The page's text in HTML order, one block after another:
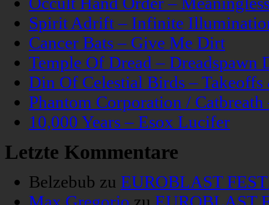
Spirit Adrift – Infinite
Cancer Bats – Give Me Dirt
Temple Of Dread – Dreadspawn
Din Of Celestial Birds –
Phantom Corporation /
10,000 Years – Esox Lucifer
Letzte Kommentare
Belzebub zu EUROBLAST